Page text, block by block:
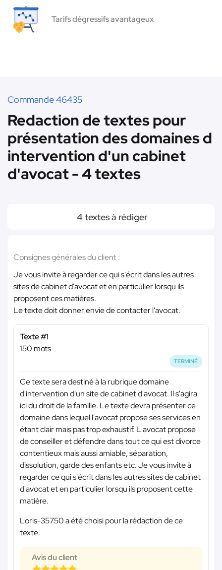
Tarifs dégressifs avantageux
Commande 46435
Redaction de textes pour
présentation des domaines d
intervention d'un cabinet
d'avocat - 4 textes
4 textes à rédiger
Consignes générales du client :
Je vous invite à regarder ce qui s'écrit dans les autres
sites de cabinet d'avocat et en particulier lorsqu ils
proposent ces matières.
Le texte doit donner envie de contacter l'avocat.
Texte #1
150 mots
TERMINÉ
Ce texte sera destiné à la rubrique domaine
d'intervention d'un site de cabinet d'avocat. Il s'agira
ici du droit de la famille. Le texte devra présenter ce
domaine dans lequel l'avocat propose ses services en
étant clair mais pas trop exhaustif. L avocat propose
de conseiller et défendre dans tout ce qui est divorce
contentieux mais aussi amiable, séparation,
dissolution, garde des enfants etc. Je vous invite à
regarder ce qui s'écrit dans les autres sites de cabinet
d'avocat et en particulier lorsqu ils proposent cette
matière.
Loris-35750 a été choisi pour la rédaction de ce
texte.
Avis du client